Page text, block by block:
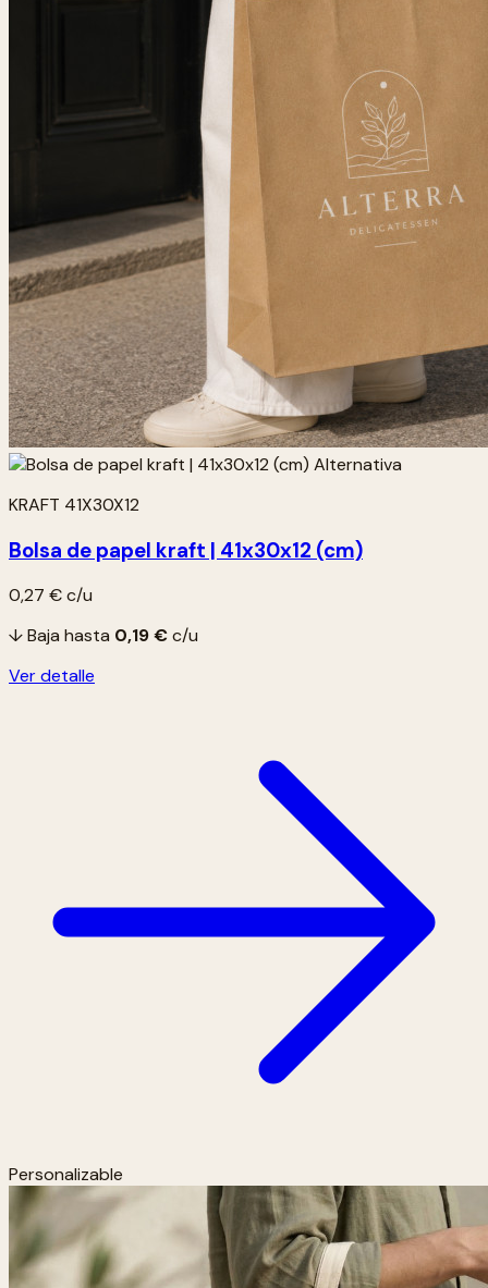
KRAFT 41X30X12
Bolsa de papel kraft | 41x30x12 (cm)
0,27 €c/u
↓ Baja hasta 0,19 €c/u
Ver detalle
Personalizable